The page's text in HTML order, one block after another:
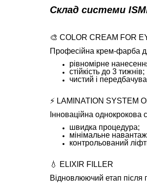
Склад системи
🎨 COLOR CREAM FOR
Професійна крем-фарба
рівномірне
стійкість до 3 тижнів;
чистий і
⚡ LAMINATION SYSTEM
Інноваційна однокрокова
швидка процедура;
мінімальне
контрольований
💧 ELIXIR FILLER
Відновлюючий етап після